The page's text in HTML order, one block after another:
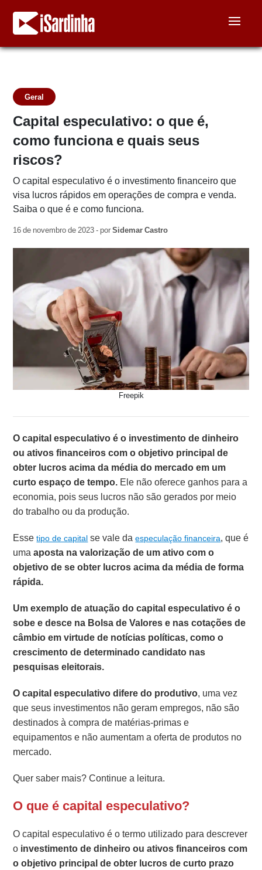
Geral
Capital especulativo: o que é,
como funciona e quais seus
riscos?
O capital especulativo é o investimento financeiro que
visa lucros rápidos em operações de compra e venda.
Saiba o que é e como funciona.
16 de novembro de 2023 - porSidemar Castro
Freepik
O capital especulativo é o investimento de dinheiro
ou ativos financeiros com o objetivo principal de
obter lucros acima da média do mercado em um
curto espaço de tempo. Ele não oferece ganhos para a
economia, pois seus lucros não são gerados por meio
do trabalho ou da produção.
Essetipo de capital se vale daespeculação financeira, que é
umaaposta na valorização de um ativo com o
objetivo de se obter lucros acima da média de forma
rápida.
Um exemplo de atuação do capital especulativo é o
sobe e desce na Bolsa de Valores e nas cotações de
câmbio em virtude de notícias políticas, como o
crescimento de determinado candidato nas
pesquisas eleitorais.
O capital especulativo difere do produtivo, uma vez
que seus investimentos não geram empregos, não são
destinados à compra de matérias-primas e
equipamentos e não aumentam a oferta de produtos no
mercado.
Quer saber mais? Continue a leitura.
O que é capital especulativo?
O capital especulativo é o termo utilizado para descrever
o investimento de dinheiro ou ativos financeiros com
o objetivo principal de obter lucros de curto prazo